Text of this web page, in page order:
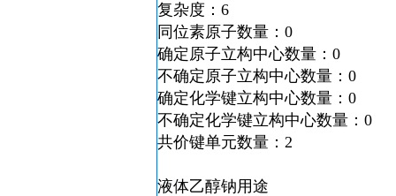
复杂度：6
同位素原子数量：0
确定原子立构中心数量：0
不确定原子立构中心数量：0
确定化学键立构中心数量：0
不确定化学键立构中心数量：0
共价键单元数量：2
液体乙醇钠用途